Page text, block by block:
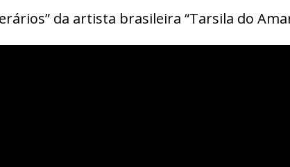
da artista brasileira “Tarsila do